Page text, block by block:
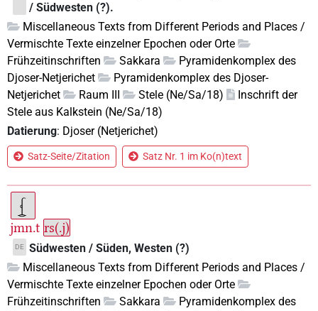
/ Südwesten (?).
Miscellaneous Texts from Different Periods and Places /
Vermischte Texte einzelner Epochen oder Orte
Frühzeitinschriften
Sakkara
Pyramidenkomplex des
Djoser-Netjerichet
Pyramidenkomplex des Djoser-
Netjerichet
Raum III Stele (Ne/Sa/18)
Inschrift der
Stele aus Kalkstein (Ne/Sa/18)
Datierung: Djoser (Netjerichet)
Satz-Seite/Zitation Satz Nr. 1 im Ko(n)text
jmn.t rs(.j)
DE Südwesten / Süden, Westen (?)
Miscellaneous Texts from Different Periods and Places /
Vermischte Texte einzelner Epochen oder Orte
Frühzeitinschriften
Sakkara
Pyramidenkomplex des